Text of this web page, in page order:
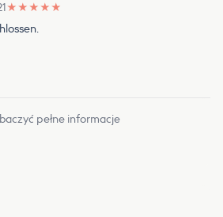
★ ★ ★ ★ ★
pełne informacje